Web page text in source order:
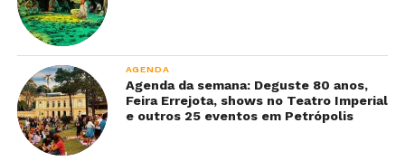
AGENDA
Agenda da semana: Deguste 80 anos,
Feira Errejota, shows no Teatro Imperial
e outros 25 eventos em Petrópolis